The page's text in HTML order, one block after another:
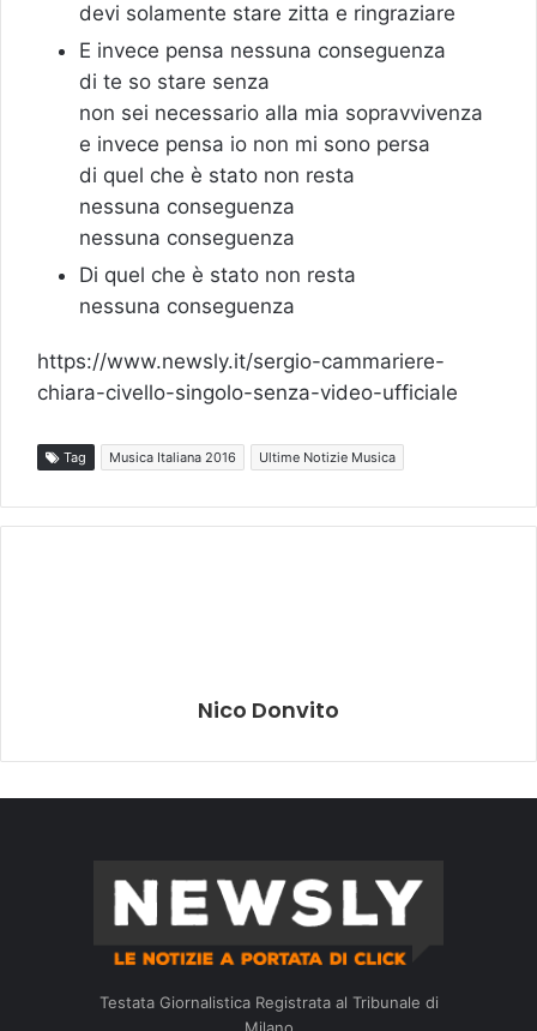
devi solamente stare zitta e ringraziare
E invece pensa nessuna conseguenza
di te so stare senza
non sei necessario alla mia sopravvivenza
e invece pensa io non mi sono persa
di quel che è stato non resta
nessuna conseguenza
nessuna conseguenza
Di quel che è stato non resta
nessuna conseguenza
https://www.newsly.it/sergio-cammariere-
chiara-civello-singolo-senza-video-ufficiale
Tag Musica Italiana 2016 Ultime Notizie Musica
Nico Donvito
Testata Giornalistica Registrata al Tribunale di